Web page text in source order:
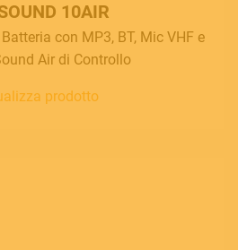
10AIR
con MP3, BT, Mic VHF e
Air di Controllo
prodotto